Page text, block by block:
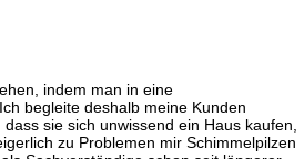
indem man in eine
begleite deshalb meine Kunden
sie sich unwissend ein Haus kaufen,
zu Problemen mir Schimmelpilzen